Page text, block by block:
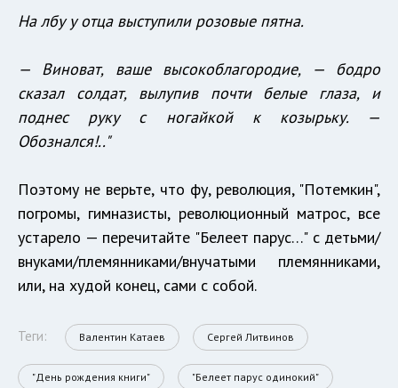
На лбу у отца выступили розовые пятна.
— Виноват, ваше высокоблагородие, — бодро
сказал солдат, вылупив почти белые глаза, и
поднес руку с ногайкой к козырьку. —
Обознался!.."
Поэтому не верьте, что фу, революция, "Потемкин",
погромы, гимназисты, революционный матрос, все
устарело — перечитайте "Белеет парус…" с детьми/
внуками/племянниками/внучатыми племянниками,
или, на худой конец, сами с собой.
Теги: Валентин Катаев Сергей Литвинов
"День рождения книги" "Белеет парус одинокий"